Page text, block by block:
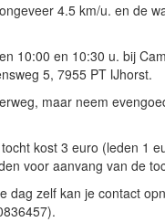
4.5 km/u. en de
10:00 en 10:30 u. bij
5, 7955 PT IJhorst.
maar neem
kost 3 euro (leden 1
voor aanvang van de
dag zelf kan je contact